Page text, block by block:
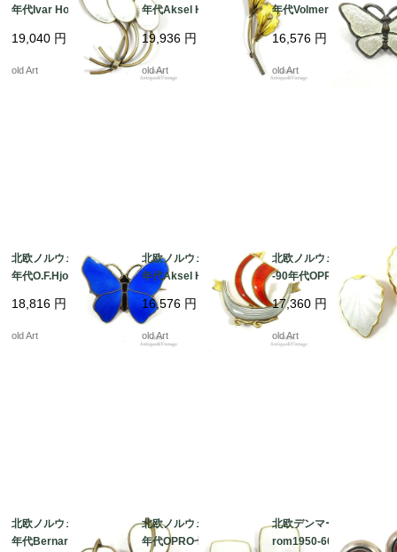
年代Ivar Holth七宝焼エ
ナメル装飾シルバー銀
製曲線美リーフブロー
チ【N-21228】＠
19,040 円
old Art
年代Aksel Holmsen七
宝焼エナメル装飾フラ
ワーシルバー銀製曲線
美ブローチ【N-2122
7】＠
19,936 円
old Art
年代Volmer Bahner七
宝焼エナメル装飾バタ
フライ蝶シルバー銀製
曲線美ブローチ【N-21
219】@
16,576 円
old Art
北欧ノルウェー製1950
年代O.F.Hjortdahl七宝
焼エナメル装飾バタフ
ライ蝶シルバー銀製曲
線美ブローチ【N-2121
18,816 円
old Art
北欧ノルウェー製1950
年代Aksel Holmsen七
宝焼エナメル装飾バイ
キング船シルバー銀製
曲線美ブローチ【N-21
213】 ＠
16,576 円
old Art
北欧ノルウェー製1980
-90年代OPRO七宝焼エ
ナメル装飾シルバー銀
製クリップイヤリング
【N-21211】 ＠
17,360 円
old Art
北欧ノルウェー製1950
年代Bernard Meldahl
北欧ノルウェー製1970
年代OPRO七宝焼エナ
北欧デンマーク製N.E.F
rom1950-60年代ヴィ